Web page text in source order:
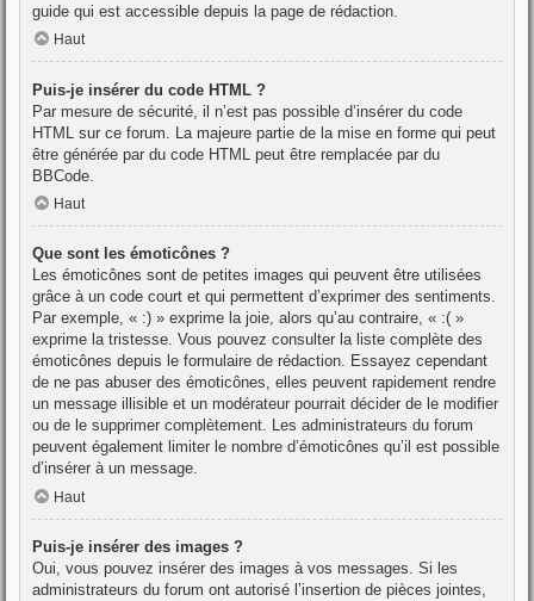
guide qui est accessible depuis la page de rédaction.
Haut
Puis-je insérer du code HTML ?
Par mesure de sécurité, il n’est pas possible d’insérer du code
HTML sur ce forum. La majeure partie de la mise en forme qui peut
être générée par du code HTML peut être remplacée par du
BBCode.
Haut
Que sont les émoticônes ?
Les émoticônes sont de petites images qui peuvent être utilisées
grâce à un code court et qui permettent d’exprimer des sentiments.
Par exemple, « :) » exprime la joie, alors qu’au contraire, « :( »
exprime la tristesse. Vous pouvez consulter la liste complète des
émoticônes depuis le formulaire de rédaction. Essayez cependant
de ne pas abuser des émoticônes, elles peuvent rapidement rendre
un message illisible et un modérateur pourrait décider de le modifier
ou de le supprimer complètement. Les administrateurs du forum
peuvent également limiter le nombre d’émoticônes qu’il est possible
d’insérer à un message.
Haut
Puis-je insérer des images ?
Oui, vous pouvez insérer des images à vos messages. Si les
administrateurs du forum ont autorisé l’insertion de pièces jointes,